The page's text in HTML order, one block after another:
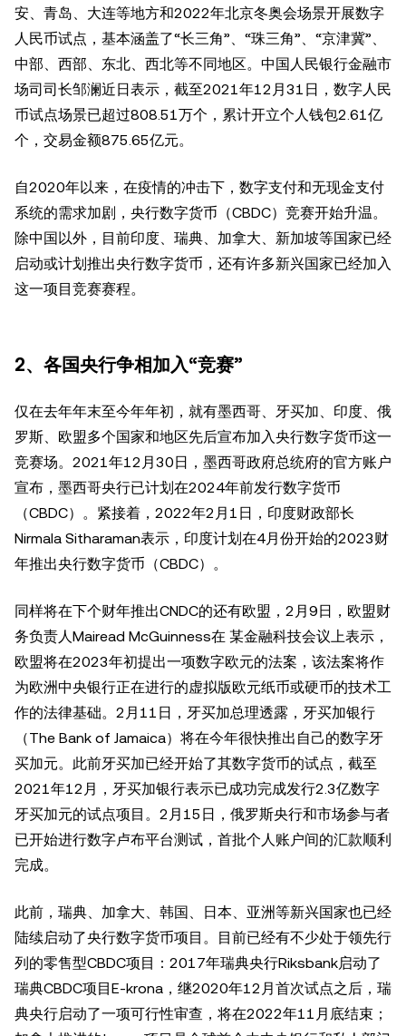
安、青岛、大连等地方和2022年北京冬奥会场景开展数字
人民币试点，基本涵盖了“长三角”、“珠三角”、“京津冀”、
中部、西部、东北、西北等不同地区。中国人民银行金融市
场司司长邹澜近日表示，截至2021年12月31日，数字人民
币试点场景已超过808.51万个，累计开立个人钱包2.61亿
个，交易金额875.65亿元。
自2020年以来，在疫情的冲击下，数字支付和无现金支付
系统的需求加剧，央行数字货币（CBDC）竞赛开始升温。
除中国以外，目前印度、瑞典、加拿大、新加坡等国家已经
启动或计划推出央行数字货币，还有许多新兴国家已经加入
这一项目竞赛赛程。
2、各国央行争相加入“竞赛”
仅在去年年末至今年年初，就有墨西哥、牙买加、印度、俄
罗斯、欧盟多个国家和地区先后宣布加入央行数字货币这一
竞赛场。2021年12月30日，墨西哥政府总统府的官方账户
宣布，墨西哥央行已计划在2024年前发行数字货币
（CBDC）。紧接着，2022年2月1日，印度财政部长
Nirmala Sitharaman表示，印度计划在4月份开始的2023财
年推出央行数字货币（CBDC）。
同样将在下个财年推出CNDC的还有欧盟，2月9日，欧盟财
务负责人Mairead McGuinness在 某金融科技会议上表示，
欧盟将在2023年初提出一项数字欧元的法案，该法案将作
为欧洲中央银行正在进行的虚拟版欧元纸币或硬币的技术工
作的法律基础。2月11日，牙买加总理透露，牙买加银行
（The Bank of Jamaica）将在今年很快推出自己的数字牙
买加元。此前牙买加已经开始了其数字货币的试点，截至
2021年12月，牙买加银行表示已成功完成发行2.3亿数字
牙买加元的试点项目。2月15日，俄罗斯央行和市场参与者
已开始进行数字卢布平台测试，首批个人账户间的汇款顺利
完成。
此前，瑞典、加拿大、韩国、日本、亚洲等新兴国家也已经
陆续启动了央行数字货币项目。目前已经有不少处于领先行
列的零售型CBDC项目：2017年瑞典央行Riksbank启动了
瑞典CBDC项目E-krona，继2020年12月首次试点之后，瑞
典央行启动了一项可行性审查，将在2022年11月底结束；